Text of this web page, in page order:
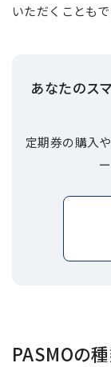
いただくこともで
あなたのス
定期券の購入
PASMOの